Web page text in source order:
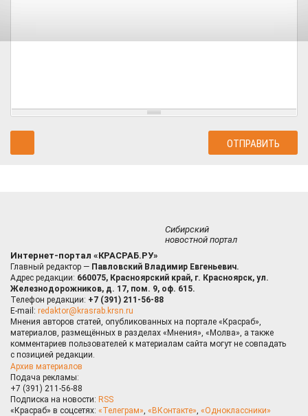
Сибирский
новостной портал
Интернет-портал «КРАСРАБ.РУ»
Главный редактор — Павловский Владимир Евгеньевич.
Адрес редакции: 660075, Красноярский край, г. Красноярск, ул.
Железнодорожников, д. 17, пом. 9, оф. 615.
Телефон редакции: +7 (391) 211-56-88
E-mail: redaktor@krasrab.krsn.ru
Мнения авторов статей, опубликованных на портале «Красраб»,
материалов, размещённых в разделах «Мнения», «Молва», а также
комментариев пользователей к материалам сайта могут не совпадать
с позицией редакции.
Архив материалов
Подача рекламы:
+7 (391) 211-56-88
Подписка на новости: RSS
«Красраб» в соцсетях: «Телеграм» «ВКонтакте» «Одноклассники»